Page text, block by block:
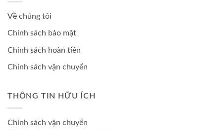
Về chúng tôi
Chính sách bảo mật
Chính sách hoàn tiền
Chính sách vận chuyển
THÔNG TIN HỮU ÍCH
Chính sách vận chuyển